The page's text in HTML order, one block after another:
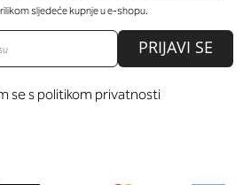
sljedeće kupnje u e-shopu.
PRIJAVI SE
se s politikom privatnosti